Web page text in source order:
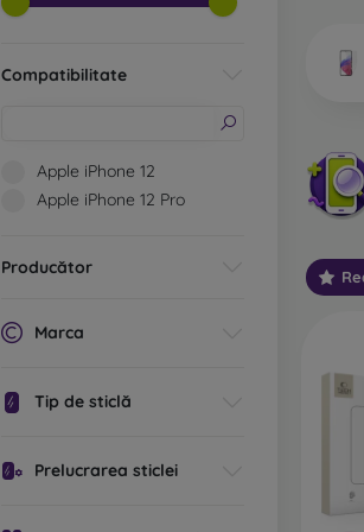
Compatibilitate
Apple iPhone 12
Apple iPhone 12 Pro
Producător
Marca
Tip de sticlă
Prelucrarea sticlei
sunt,
sticla